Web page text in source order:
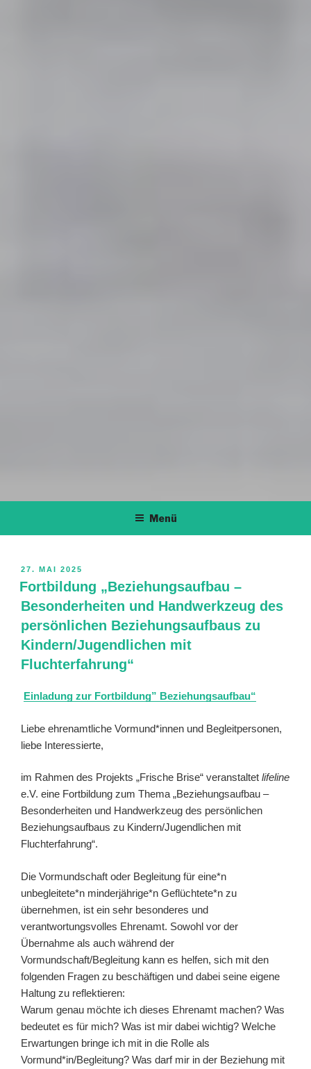
Menü
VERÖFFENTLICHT
AM
27. MAI 2025
Fortbildung „Beziehungsaufbau –
Besonderheiten und Handwerkzeug des
persönlichen Beziehungsaufbaus zu
Kindern/Jugendlichen mit
Fluchterfahrung“
Einladung zur Fortbildung” Beziehungsaufbau“
Liebe ehrenamtliche Vormund*innen und Begleitpersonen,
liebe Interessierte,
im Rahmen des Projekts „Frische Brise“ veranstaltet lifeline
e.V. eine Fortbildung zum Thema „Beziehungsaufbau –
Besonderheiten und Handwerkzeug des persönlichen
Beziehungsaufbaus zu Kindern/Jugendlichen mit
Fluchterfahrung“.
Die Vormundschaft oder Begleitung für eine*n
unbegleitete*n minderjährige*n Geflüchtete*n zu
übernehmen, ist ein sehr besonderes und
verantwortungsvolles Ehrenamt. Sowohl vor der
Übernahme als auch während der
Vormundschaft/Begleitung kann es helfen, sich mit den
folgenden Fragen zu beschäftigen und dabei seine eigene
Haltung zu reflektieren:
Warum genau möchte ich dieses Ehrenamt machen? Was
bedeutet es für mich? Was ist mir dabei wichtig? Welche
Erwartungen bringe ich mit in die Rolle als
Vormund*in/Begleitung? Was darf mir in der Beziehung mit